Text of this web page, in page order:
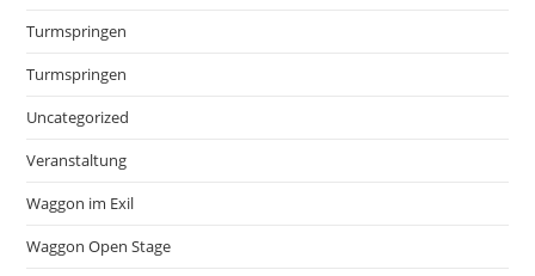
Turmspringen
Turmspringen
Uncategorized
Veranstaltung
Waggon im Exil
Waggon Open Stage